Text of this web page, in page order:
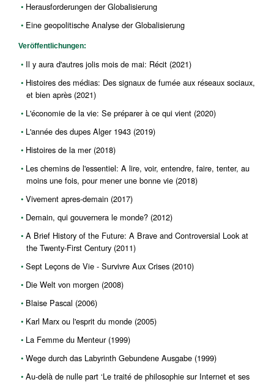
Herausforderungen der Globalisierung
Eine geopolitische Analyse der Globalisierung
Veröffentlichungen:
Il y aura d'autres jolis mois de mai: Récit (2021)
Histoires des médias: Des signaux de fumée aux réseaux sociaux,
et bien après (2021)
L'économie de la vie: Se préparer à ce qui vient (2020)
L'année des dupes Alger 1943 (2019)
Histoires de la mer (2018)
Les chemins de l'essentiel: A lire, voir, entendre, faire, tenter, au
moins une fois, pour mener une bonne vie (2018)
Vivement apres-demain (2017)
Demain, qui gouvernera le monde? (2012)
A Brief History of the Future: A Brave and Controversial Look at
the Twenty-First Century (2011)
Sept Leçons de Vie - Survivre Aux Crises (2010)
Die Welt von morgen (2008)
Blaise Pascal (2006)
Karl Marx ou l'esprit du monde (2005)
La Femme du Menteur (1999)
Wege durch das Labyrinth Gebundene Ausgabe (1999)
Au-delà de nulle part ‘Le traité de philosophie sur Internet et ses